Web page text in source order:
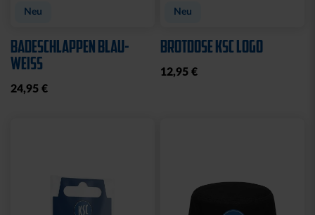
Neu
BADESCHLAPPEN BLAU-
WEISS
24,95 €
Neu
BROTDOSE KSC LOGO
12,95 €